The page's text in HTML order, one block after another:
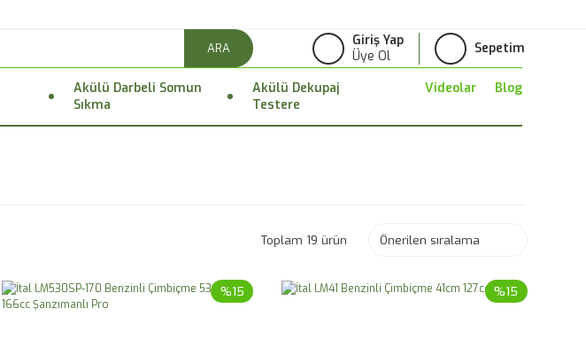
ARA
Giriş Yap
Üye Ol
Sepetim
Akülü Darbeli Somun
Sıkma
Akülü Dekupaj
Testere
Videolar Blog
Toplam 19 ürün
%15 %15